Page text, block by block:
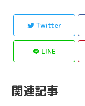
Twitter
LINE
関連記事